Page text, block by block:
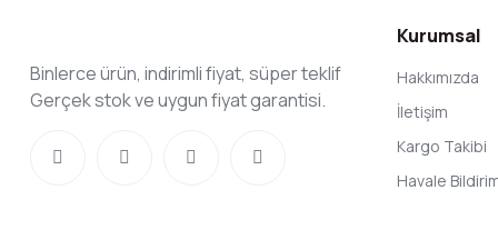
Binlerce ürün, indirimli fiyat, süper teklif
Gerçek stok ve uygun fiyat garantisi.
Kurumsal
Hakkımızda
İletişim
Kargo Takibi
Havale